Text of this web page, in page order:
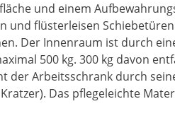
und einem
und flüsterleisen
Der Innenraum ist durch
500 kg. 300 kg davon
der Arbeitsschrank durch
Das pflegeleichte